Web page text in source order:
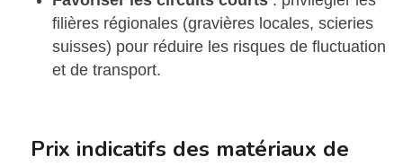
filières régionales (gravières locales, scieries
suisses) pour réduire les risques de fluctuation
et de transport.
Prix indicatifs des matériaux de